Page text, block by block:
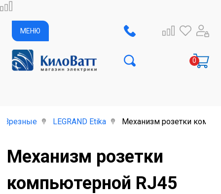
МЕНЮ
Врезные LEGRAND Etika Механизм розетки
Механизм розетки
компьютерной RJ45